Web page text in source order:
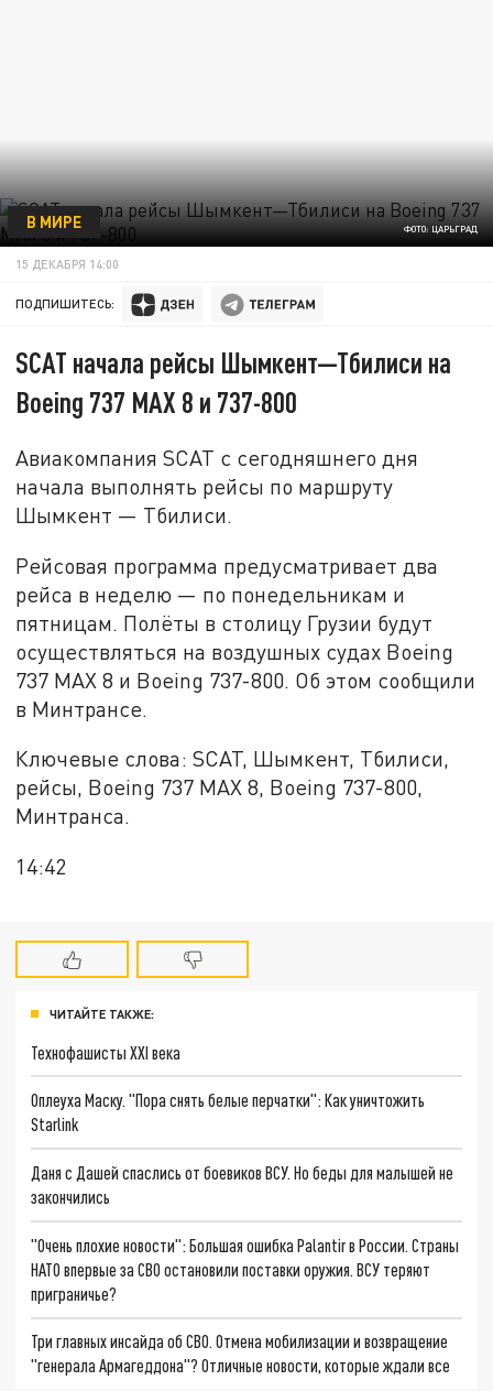
ФОТО: ЦАРЬГРАД
В МИРЕ
15 ДЕКАБРЯ 14:00
ПОДПИШИТЕСЬ:
SCAT начала рейсы Шымкент—Тбилиси на
Boeing 737 MAX 8 и 737-800
Авиакомпания SCAT с сегодняшнего дня
начала выполнять рейсы по маршруту
Шымкент — Тбилиси.
Рейсовая программа предусматривает два
рейса в неделю — по понедельникам и
пятницам. Полёты в столицу Грузии будут
осуществляться на воздушных судах Boeing
737 MAX 8 и Boeing 737-800. Об этом сообщили
в Минтрансе.
Ключевые слова: SCAT, Шымкент, Тбилиси,
рейсы, Boeing 737 MAX 8, Boeing 737-800,
Минтранса.
14:42
ЧИТАЙТЕ ТАКЖЕ:
Технофашисты XXI века
Оплеуха Маску. "Пора снять белые перчатки": Как уничтожить
Starlink
Даня с Дашей спаслись от боевиков ВСУ. Но беды для малышей не
закончились
"Очень плохие новости": Большая ошибка Palantir в России. Страны
НАТО впервые за СВО остановили поставки оружия. ВСУ теряют
приграничье?
Три главных инсайда об СВО. Отмена мобилизации и возвращение
"генерала Армагеддона"? Отличные новости, которые ждали все